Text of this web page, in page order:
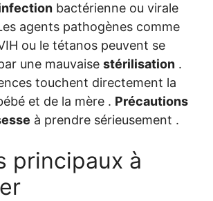
bactérienne ou virale
agents pathogènes comme
ou le tétanos peuvent se
une mauvaise stérilisation .
touchent directement la
et de la mère . Précautions
à prendre sérieusement .
principaux à